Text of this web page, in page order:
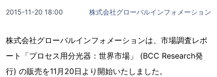
2015-11-20 18:00 株式会社グローバルインフォメーション
株式会社グローバルインフォメーションは、市場調査レポ
ート「プロセス用分光器：世界市場」 (BCC Research発
行) の販売を11月20日より開始いたしました。